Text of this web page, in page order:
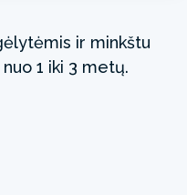
ir minkštu
1 iki 3 metų.